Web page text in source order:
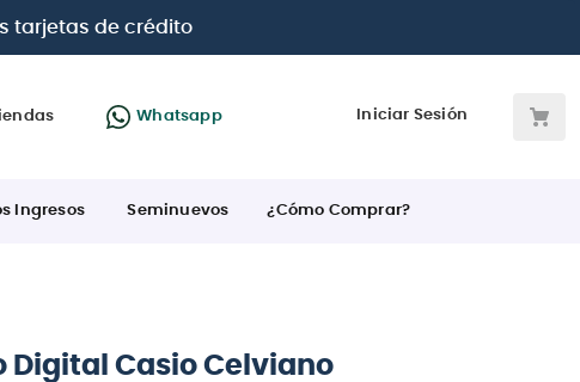
BBVA e Interbank
Whatsapp Iniciar Sesión
Ingresos Seminuevos ¿Cómo Comprar?
Digital Casio Celviano